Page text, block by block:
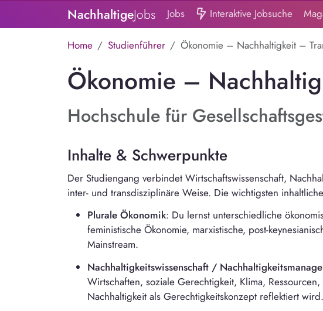
NachhaltigeJobs Jobs Interaktive Jobsuche
Home Studienführer Ökonomie – Nachhaltigkeit –
Ökonomie –
Hochschule für
Inhalte & Schwerpunkte
Der Studiengang verbindet Wirtschaftswissenschaft,
inter- und transdisziplinäre Weise. Die wichtigsten
Plurale Ökonomik: Du lernst unterschiedliche
feministische Ökonomie, marxistische, post-
Mainstream.
Nachhaltigkeitswissenschaft /
Wirtschaften, soziale Gerechtigkeit, Klima,
Nachhaltigkeit als Gerechtigkeitskonzept reflektiert wird.